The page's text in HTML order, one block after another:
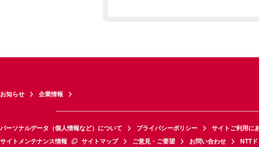
お知らせ 企業情報
パーソナルデータ（個人情報など）について プライバシーポリシー サイトご利用に
サイトメンテナンス情報
サイトマップ ご意見・ご要望 お問い合わせ NTT